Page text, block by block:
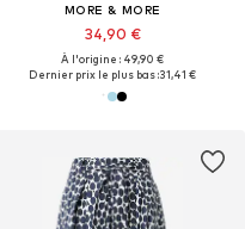
MORE & MORE
34,90 €
À l'origine : 49,90 €
Dernier prix le plus bas :31,41 €